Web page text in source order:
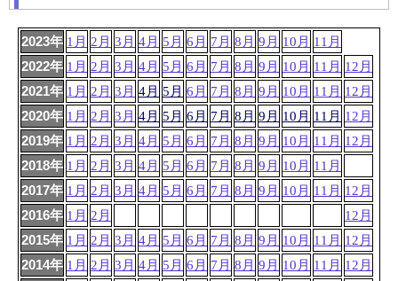
2023年 1月 2月 3月 4月 5月 6月 7月 8月 9月 10月 11月
2022年 1月 2月 3月 4月 5月 6月 7月 8月 9月 10月 11月 12月
2021年 1月 2月 3月 4月 5月 6月 7月 8月 9月 10月 11月 12月
2020年 1月 2月 3月 4月 5月 6月 7月 8月 9月 10月 11月 12月
2019年 1月 2月 3月 4月 5月 6月 7月 8月 9月 10月 11月 12月
2018年 1月 2月 3月 4月 5月 6月 7月 8月 9月 10月 11月
2017年 1月 2月 3月 4月 5月 6月 7月 8月 9月 10月 11月 12月
2016年 1月 2月 12月
2015年 1月 2月 3月 4月 5月 6月 7月 8月 9月 10月 11月 12月
2014年 1月 2月 3月 4月 5月 6月 7月 8月 9月 10月 11月 12月